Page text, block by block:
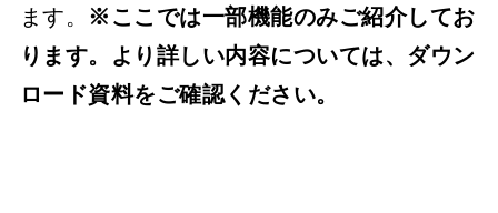
ます。 ※ここでは一部機能のみご紹介してお
ります。より詳しい内容については、ダウン
ロード資料をご確認ください。